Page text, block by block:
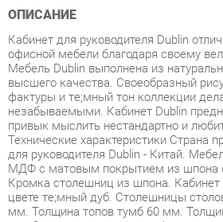
офисной мебели благодаря своему
Мебель Dublin выполнена из
высшего качества. Своеобразный
фактуры и тe;мный тон коллекции
незабываемыми. Кабинет Dublin
привык мыслить нестандартно и любит
Технические характеристики Страна
для руководителя Dublin - Китай.
МДФ с матовым покрытием из шпона с
Кромка столешниц из шпона. Кабинет
цвете тe;мный дуб. Столешницы
мм. Толщина топов тумб 60 мм.
мм. Стеклянные двери шкафов
стекла. Опоры столов регулируются по
чему мебель остаe;тся устойчивой на
Верхний ящик тумбочки запирается на